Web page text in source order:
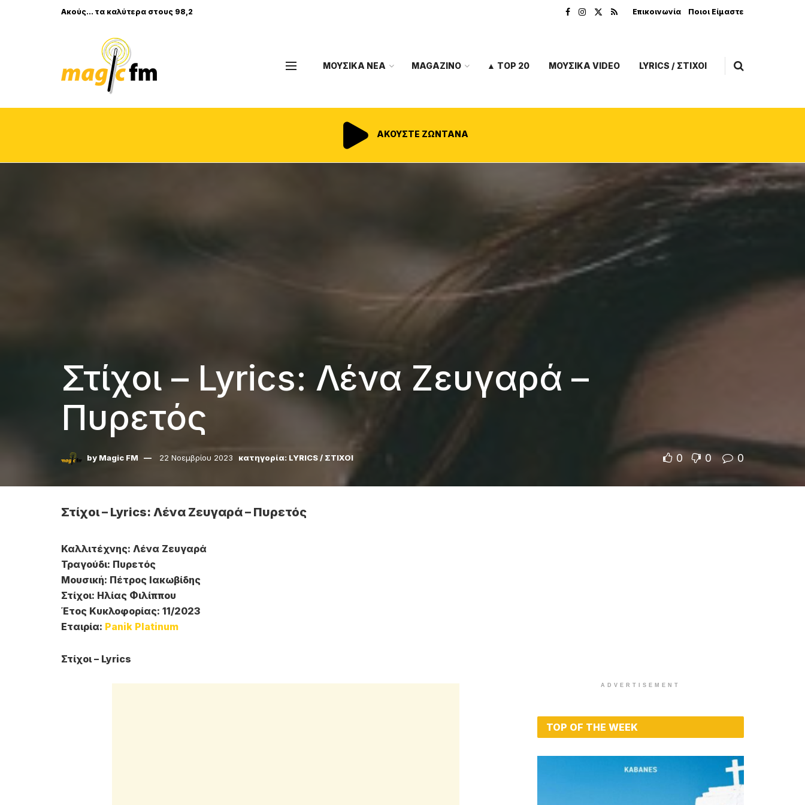
Ακούς... τα καλύτερα στους 98,2 Επικοινωνία Ποιοι Είμαστε
ΜΟΥΣΙΚΑ ΝΕΑ MAGAZINO ▲ TOP 20 ΜΟΥΣΙΚΑ VIDEO LYRICS / ΣΤΙΧΟΙ
ΑΚΟΥΣΤΕ ΖΩΝΤΑΝΑ
Στίχοι – Lyrics: Λένα Ζευγαρά –
Πυρετός
by Magic FM 22 Νοεμβρίου 2023 κατηγορία: LYRICS / ΣΤΙΧΟΙ 0 0 0
Στίχοι – Lyrics: Λένα Ζευγαρά – Πυρετός
Καλλιτέχνης: Λένα Ζευγαρά
Τραγούδι: Πυρετός
Μουσική: Πέτρος Ιακωβίδης
Στίχοι: Ηλίας Φιλίππου
Έτος Κυκλοφορίας: 11/2023
Εταιρία: Panik Platinum
Στίχοι – Lyrics
ADVERTISEMENT
TOP OF THE WEEK